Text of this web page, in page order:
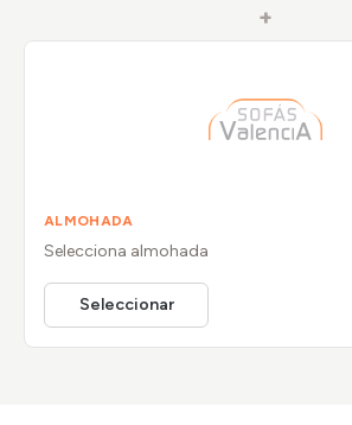
+
ALMOHADA
Selecciona almohada
Seleccionar